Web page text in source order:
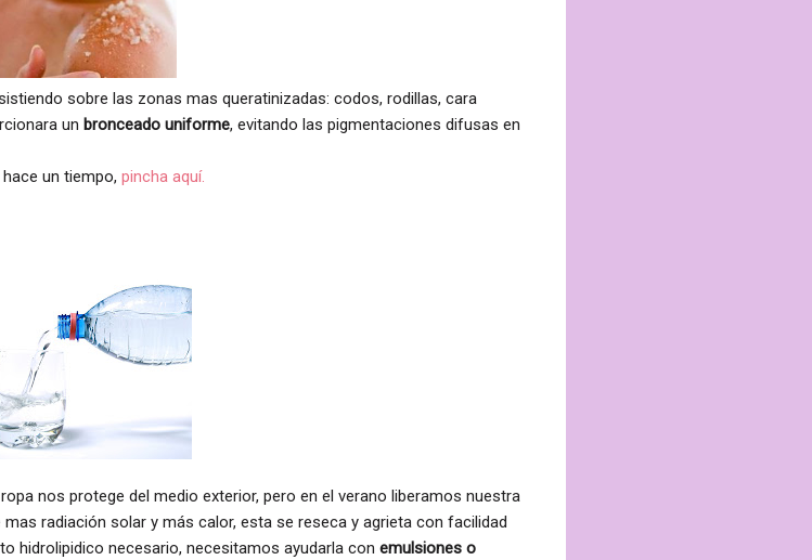
sobre las zonas mas queratinizadas: codos, rodillas, cara
un bronceado uniforme, evitando las pigmentaciones difusas en
un tiempo, pincha aquí.
nos protege del medio exterior, pero en el verano liberamos nuestra
radiación solar y más calor, esta se reseca y agrieta con facilidad
hidrolipidico necesario, necesitamos ayudarla con emulsiones o